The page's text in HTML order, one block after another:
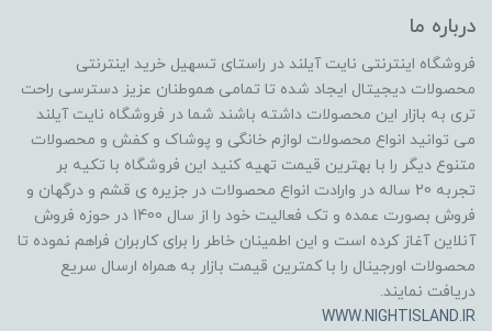
درباره ما
فروشگاه اینترنتی نایت آیلند در راستای تسهیل خرید اینترنتی
محصولات دیجیتال ایجاد شده تا تمامی هموطنان عزیز دسترسی راحت
تری به بازار این محصولات داشته باشند شما در فروشگاه نایت آیلند
می توانید انواع محصولات لوازم خانگی و پوشاک و کفش و محصولات
متنوع دیگر را با بهترین قیمت تهیه کنید این فروشگاه با تکیه بر
تجربه 20 ساله در وارادت انواع محصولات در جزیره ی قشم و درگهان و
فروش بصورت عمده و تک فعالیت خود را از سال 1400 در حوزه فروش
آنلاین آغاز کرده است و این اطمینان خاطر را برای کاربران فراهم نموده تا
محصولات اورجینال را با کمترین قیمت بازار به همراه ارسال سریع
دریافت نمایند.
WWW.NIGHTISLAND.IR